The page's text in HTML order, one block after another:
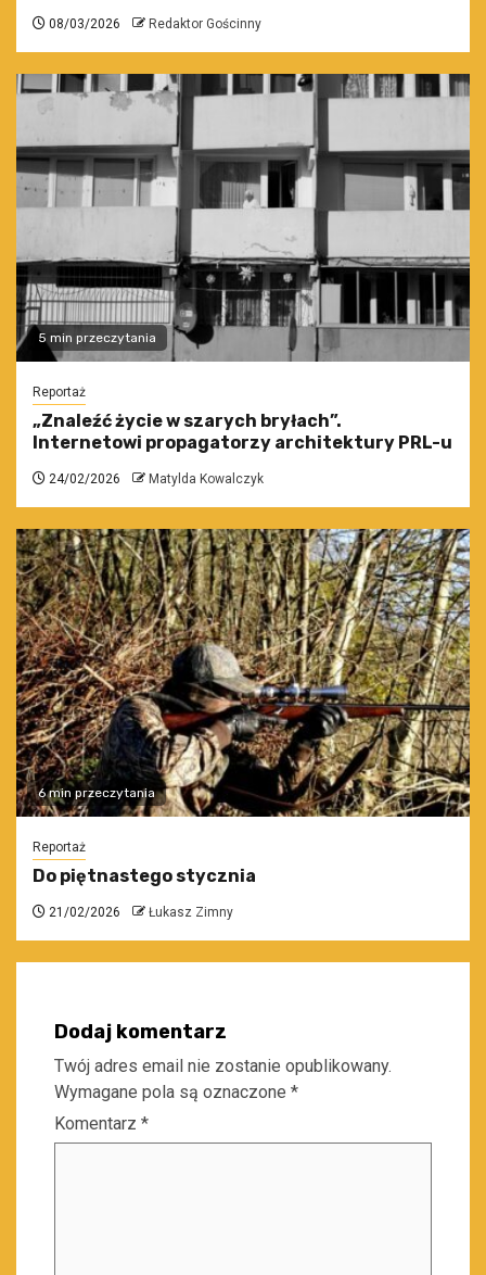
08/03/2026 Redaktor Gościnny
5 min przeczytania
Reportaż
„Znaleźć życie w szarych bryłach”.
Internetowi propagatorzy architektury PRL-u
24/02/2026 Matylda Kowalczyk
6 min przeczytania
Reportaż
Do piętnastego stycznia
21/02/2026 Łukasz Zimny
Dodaj komentarz
Twój adres email nie zostanie opublikowany.
Wymagane pola są oznaczone *
Komentarz *